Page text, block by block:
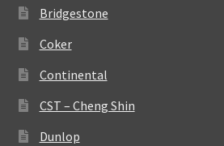
Bridgestone
Coker
Continental
CST – Cheng Shin
Dunlop